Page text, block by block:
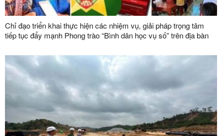
Chỉ đạo triển khai thực hiện các nhiệm vụ, giải pháp trọng tâm
tiếp tục đẩy mạnh Phong trào “Bình dân học vụ số” trên địa bàn